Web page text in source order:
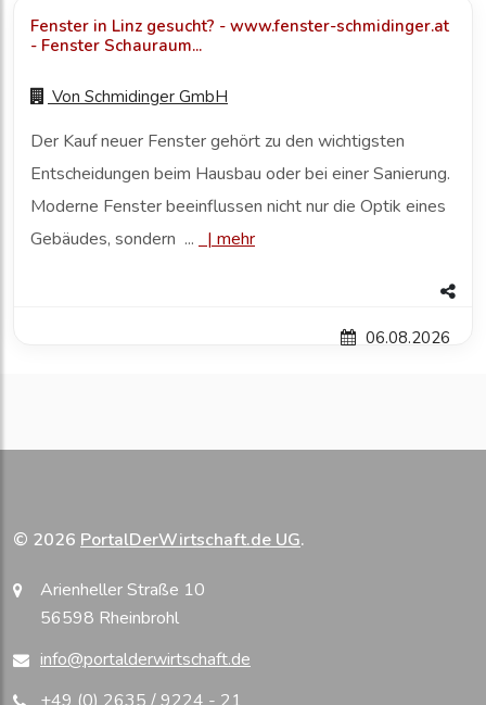
Fenster in Linz gesucht? - www.fenster-schmidinger.at
- Fenster Schauraum...
Von Schmidinger GmbH
Der Kauf neuer Fenster gehört zu den wichtigsten
Entscheidungen beim Hausbau oder bei einer Sanierung.
Moderne Fenster beeinflussen nicht nur die Optik eines
Gebäudes, sondern ...
| mehr
06.08.2026
© 2026 PortalDerWirtschaft.de UG.
Arienheller Straße 10
56598 Rheinbrohl
info@portalderwirtschaft.de